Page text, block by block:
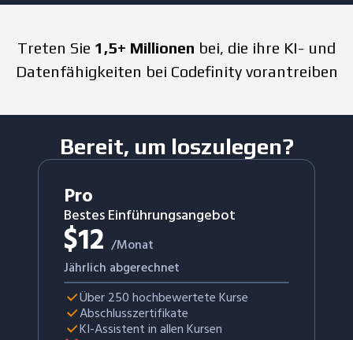
Treten Sie 1,5+ Millionen bei, die ihre KI- und
Datenfähigkeiten bei Codefinity vorantreiben
Bereit, um loszulegen?
Pro
Bestes Einführungsangebot
$12 /Monat
Jährlich abgerechnet
Über 250 hochbewertete Kurse
Abschlusszertifikate
KI-Assistent in allen Kursen